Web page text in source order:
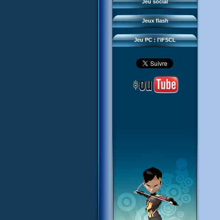
Jeu social
Jeux flash
Sector 2 Escape
Jeu PC : l'IFSCL
Téléchargements
Réseau IFSCL